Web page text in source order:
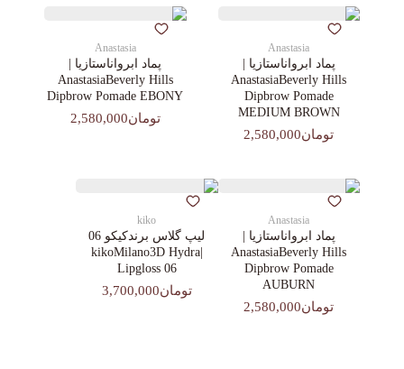
Anastasia
پماد ابرواناستازیا |
AnastasiaBeverly Hills
Dipbrow Pomade
MEDIUM BROWN
تومان2,580,000
Anastasia
پماد ابرواناستازیا |
AnastasiaBeverly Hills
Dipbrow Pomade EBONY
تومان2,580,000
Anastasia
پماد ابرواناستازیا |
AnastasiaBeverly Hills
Dipbrow Pomade
AUBURN
تومان2,580,000
kiko
لیپ گلاس‌ برندکیکو 06
|kikoMilano3D Hydra
Lipgloss 06
تومان3,700,000